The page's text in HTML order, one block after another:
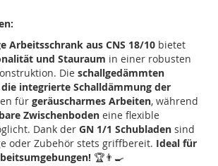
Arbeitsschrank aus CNS 18/10 bietet
und Stauraum in einer robusten
Die schallgedämmten
integrierte Schalldämmung der
für geräuscharmes Arbeiten, während
Zwischenboden eine flexible
Dank der GN 1/1 Schubladen sind
oder Zubehör stets griffbereit. Ideal für
🏆👨‍🍳